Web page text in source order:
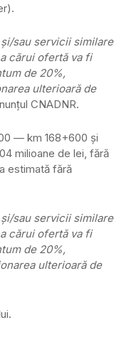
sau servicii similare
cărui ofertă va fi
de 20%,
ulterioară de
CNADNR.
— km 168+600 şi
milioane de lei, fără
estimată fără
sau servicii similare
cărui ofertă va fi
de 20%,
ulterioară de